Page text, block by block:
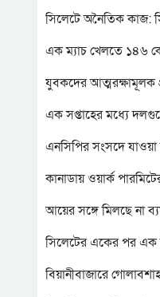
সিলেটে অনৈতিক কাজ:
এক ম্যাচ খেলতে ১৪৬
যুবকদের আত্মরক্ষামূলক
এক সপ্তাহের মধ্যে
এনসিপির সংসদে
কানাডায় ওয়ার্ক
আয়ের সঙ্গে মিলছে না
সিলেটের একের পর এক
বিয়ানীবাজারে